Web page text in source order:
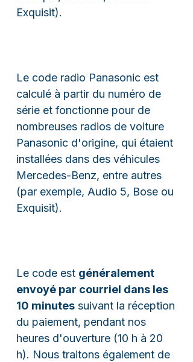
Exquisit).
Le code radio Panasonic est
calculé à partir du numéro de
série et fonctionne pour de
nombreuses radios de voiture
Panasonic d'origine, qui étaient
installées dans des véhicules
Mercedes-Benz, entre autres
(par exemple, Audio 5, Bose ou
Exquisit).
Le code est généralement
envoyé par courriel dans les
10 minutes suivant la réception
du paiement, pendant nos
heures d'ouverture (10 h à 20
h). Nous traitons également de